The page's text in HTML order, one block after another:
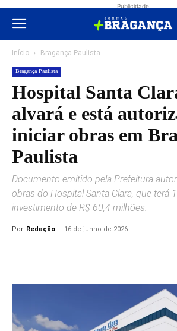
Publicidade
Início Bragança Paulista
Bragança Paulista
Hospital Santa
alvará e está
iniciar obras em
Paulista
Documento emitido pela Prefeitura
obras do Hospital Santa Clara, que terá
investimento de R$ 60,4 milhões.
Por Redação - 16 de junho de 2026